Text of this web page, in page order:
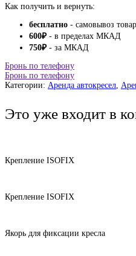
Как получить и вернуть:
бесплатно - самовывоз
600₽- в пределах МКАД
750₽- за МКАД
Бронь по телефону
Бронь по телефону
Категории: Аренда автокресел,
Это уже входит в
Крепление ISOFIX
Крепление ISOFIX
Якорь для фиксации кресла